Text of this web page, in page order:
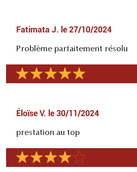
Fatimata J. le 27/10/2024
Problème parfaitement résolu
Éloïse V. le 30/11/2024
prestation au top